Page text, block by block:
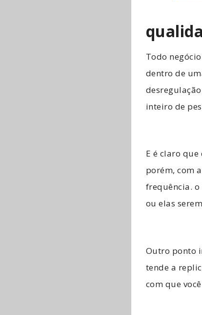
Todo
dentro de
inteiro de
E é claro
porém, com
frequência.
ou elas
Outro ponto
tende a
com que